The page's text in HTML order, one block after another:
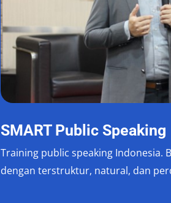
SMART Public Speaking
Training public speaking Indonesia.
dengan terstruktur, natural, dan